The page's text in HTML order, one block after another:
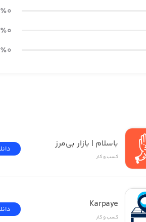
٪0
٪0
٪0
باسلام | بازار بی‌مرز
کسب‌ و ‌کار
Karpaye
کسب‌ و ‌کار